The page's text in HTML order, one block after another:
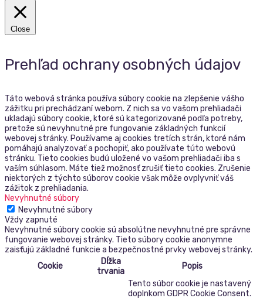
Close
Prehľad ochrany osobných údajov
Táto webová stránka používa súbory cookie na zlepšenie vášho
zážitku pri prechádzaní webom. Z nich sa vo vašom prehliadači
ukladajú súbory cookie, ktoré sú kategorizované podľa potreby,
pretože sú nevyhnutné pre fungovanie základných funkcií
webovej stránky. Používame aj cookies tretích strán, ktoré nám
pomáhajú analyzovať a pochopiť, ako používate túto webovú
stránku. Tieto cookies budú uložené vo vašom prehliadači iba s
vaším súhlasom. Máte tiež možnosť zrušiť tieto cookies. Zrušenie
niektorých z týchto súborov cookie však môže ovplyvniť váš
zážitok z prehliadania.
Nevyhnutné súbory
Nevyhnutné súbory
Vždy zapnuté
Nevyhnutné súbory cookie sú absolútne nevyhnutné pre správne
fungovanie webovej stránky. Tieto súbory cookie anonymne
zaisťujú základné funkcie a bezpečnostné prvky webovej stránky.
Cookie
Dĺžka
trvania
Popis
Tento súbor cookie je nastavený
doplnkom GDPR Cookie Consent.